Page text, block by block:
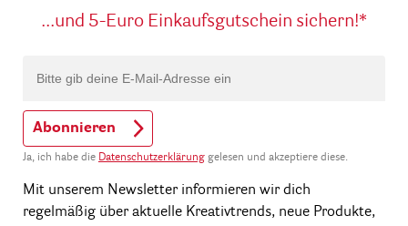
...und 5-Euro Einkaufsgutschein sichern!*
Abonnieren
Ja, ich habe die Datenschutzerklärung gelesen und akzeptiere diese.
Mit unserem Newsletter informieren wir dich
regelmäßig über aktuelle Kreativtrends, neue Produkte,